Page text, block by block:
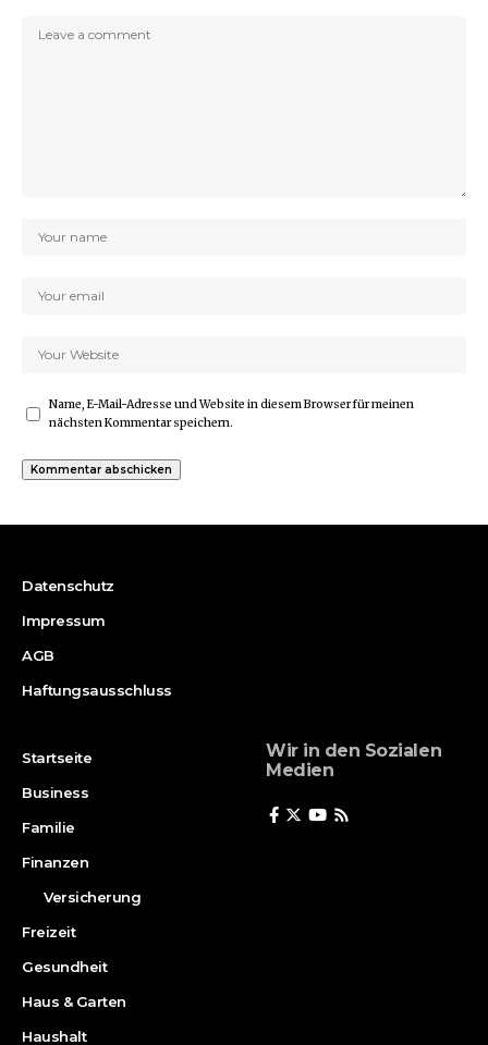
Name, E-Mail-Adresse und Website in diesem Browser für meinen
nächsten Kommentar speichern.
Datenschutz
Impressum
AGB
Haftungsausschluss
Startseite
Business
Familie
Finanzen
Versicherung
Freizeit
Gesundheit
Haus & Garten
Haushalt
Wir in den Sozialen
Medien